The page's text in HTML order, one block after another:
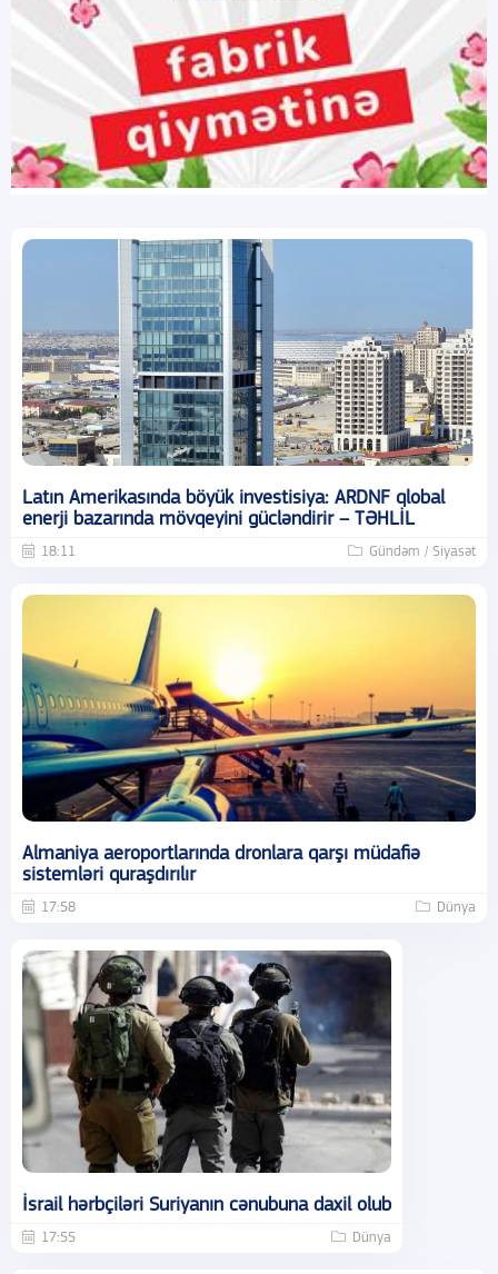
Latın Amerikasında böyük investisiya: ARDNF qlobal
enerji bazarında mövqeyini gücləndirir – TƏHLİL
18:11 Gündəm / Siyasət
Almaniya aeroportlarında dronlara qarşı müdafiə
sistemləri quraşdırılır
17:58 Dünya
İsrail hərbçiləri Suriyanın cənubuna daxil olub
17:55 Dünya